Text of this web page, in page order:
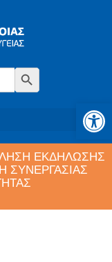
Search Button
ΕΚΔΗΛΩΣΗΣ
ΣΥΝΕΡΓΑΣΙΑΣ